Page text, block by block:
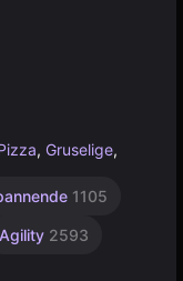
, Gruselige,
1105
Agility 2593